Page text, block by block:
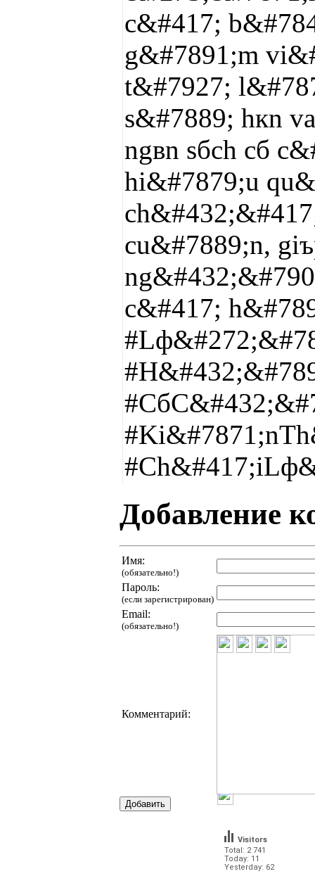
c&#417;
g&#7891;m
t&#7927;
s&#7889; hкn
ngвn sбch cб
hi&#7879;u
cu&#7889;n,
c&#417;
Добавление
Имя:
(обязательно!)
Пароль:
(если зарегистрирован)
Email:
(обязательно!)
Комментарий:
Total: 2 741
Today: 11
Yesterday: 62
Visitors